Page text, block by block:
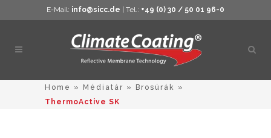
E-Mail: info@sicc.de | Tel.: +49 (0) 30 / 50 01 96-0
Home » Médiatár » Brosúrák »
ThermoActive SK